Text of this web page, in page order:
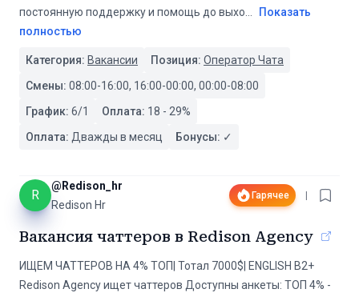
постоянную поддержку и помощь до выхо
Показать
полностью
Категория: Вакансии Позиция: Оператор Чата
Смены: 08:00-16:00, 16:00-00:00, 00:00-08:00
График: 6/1 Оплата: 18 - 29%
Оплата: Дважды в месяц Бонусы: ✓
R
@ Redison_hr
Redison Hr
Гарячее
Вакансия чаттеров в Redison Agency
ИЩЕМ ЧАТТЕРОВ НА 4% ТОП| Тотал 7000$| ENGLISH B2+
Redison Agency ищет чаттеров Доступны анкеты: ТОП 4% -